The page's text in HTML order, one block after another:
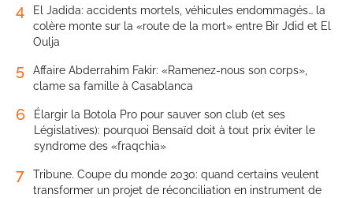
4
El Jadida: accidents mortels, véhicules endommagés… la
colère monte sur la «route de la mort» entre Bir Jdid et El
Oulja
5
Affaire Abderrahim Fakir: «Ramenez-nous son corps»,
clame sa famille à Casablanca
6
Élargir la Botola Pro pour sauver son club (et ses
Législatives): pourquoi Bensaïd doit à tout prix éviter le
syndrome des «fraqchia»
7
Tribune. Coupe du monde 2030: quand certains veulent
transformer un projet de réconciliation en instrument de